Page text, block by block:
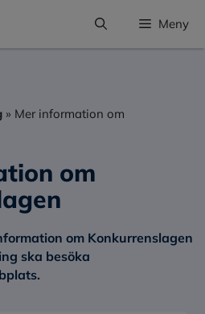
Meny
» Mer information om
om
om Konkurrenslagen
ska besöka